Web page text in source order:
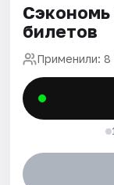
Сэкономь
билетов
Применили: 8